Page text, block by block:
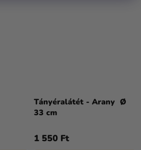
Tányéralátét - Arany Ø
33 cm
1 550 Ft